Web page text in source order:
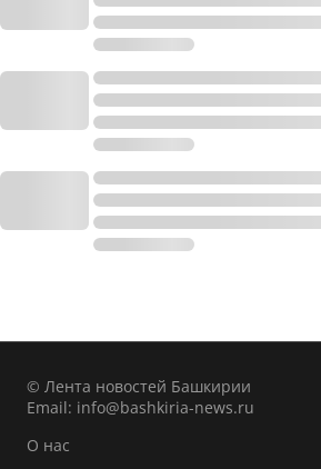
© Лента новостей Башкирии
Email: info@bashkiria-news.ru
О нас